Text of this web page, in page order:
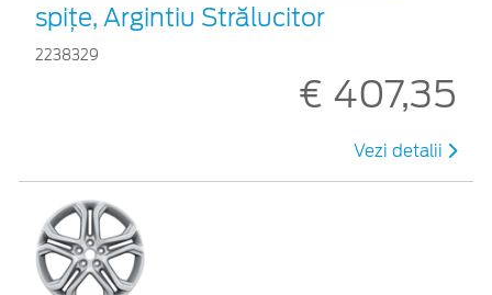
spiţe, Argintiu Strălucitor
2238329
€ 407,35
Vezi detalii